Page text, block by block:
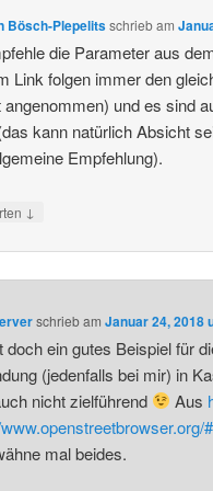
Bösch-Plepelitsschriebam
die Parameter aus
Link folgen immer den
angenommen) und es sind
kann natürlich Absicht
Empfehlung).
↓
schriebamJanuar 24, 2018
doch ein gutes Beispiel für
(jedenfalls bei mir) in
nicht zielführend
Aus
mal beides.